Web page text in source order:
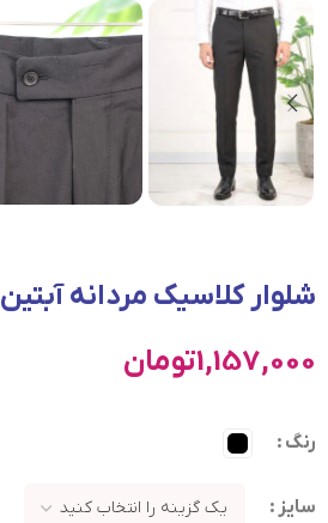
شلوار کلاسیک مردانه آبتین 1814
1,157,000تومان
رنگ
سایز